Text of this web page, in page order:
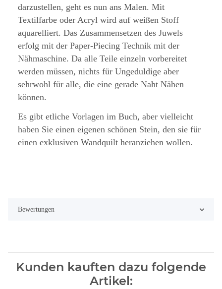
darzustellen, geht es nun ans Malen. Mit
Textilfarbe oder Acryl wird auf weißen Stoff
aquarelliert. Das Zusammensetzen des Juwels
erfolg mit der Paper-Piecing Technik mit der
Nähmaschine. Da alle Teile einzeln vorbereitet
werden müssen, nichts für Ungeduldige aber
sehrwohl für alle, die eine gerade Naht Nähen
können.
Es gibt etliche Vorlagen im Buch, aber vielleicht
haben Sie einen eigenen schönen Stein, den sie für
einen exklusiven Wandquilt heranziehen wollen.
Bewertungen
Kunden kauften dazu folgende
Artikel: